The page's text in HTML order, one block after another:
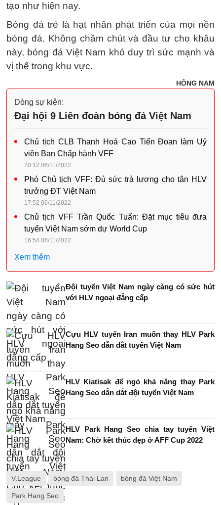
tạo như hiện nay.
Bóng đá trẻ là hạt nhân phát triển của mọi nền
bóng đá. Không chăm chút và đầu tư cho khâu
này, bóng đá Việt Nam khó duy trì sức mạnh và
vị thế trong khu vực.
HỒNG NAM
Dòng sự kiện:
Đại hội 9 Liên đoàn bóng đá Việt Nam
Chủ tịch CLB Thanh Hoá Cao Tiến Đoan làm Uỷ
viên Ban Chấp hành VFF
20:12 06/11/2022
Phó Chủ tịch VFF: Đủ sức trả lương cho tân HLV
trưởng ĐT Việt Nam
17:52 06/11/2022
Chủ tịch VFF Trần Quốc Tuấn: Đặt mục tiêu đưa
tuyển Việt Nam sớm dự World Cup
16:54 06/11/2022
Xem thêm
Đội tuyển Việt Nam ngày càng có sức hút
với HLV ngoại đẳng cấp
Cựu HLV tuyển Iran muốn thay HLV Park
Hang Seo dẫn dắt tuyển Việt Nam
HLV Kiatisak để ngỏ khả năng thay Park
Hang Seo dẫn dắt đội tuyển Việt Nam
HLV Park Hang Seo chia tay tuyển Việt
Nam: Chờ kết thúc đẹp ở AFF Cup 2022
V.League bóng đá Thái Lan bóng đá Việt Nam
Park Hang Seo